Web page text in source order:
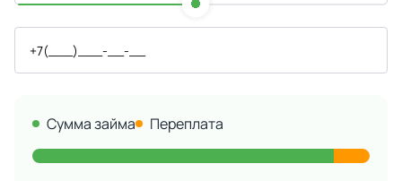
Сумма займа Переплата